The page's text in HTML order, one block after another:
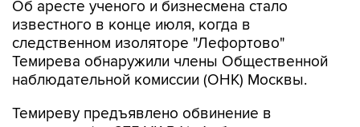
следственном изоляторе "Лефортово"
Темирева обнаружили члены Общественной
наблюдательной комиссии (ОНК) Москвы.
Темиреву предъявлено обвинение в
дела неизвестна.